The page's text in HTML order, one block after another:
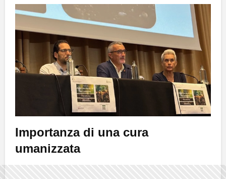
Importanza di una cura
umanizzata